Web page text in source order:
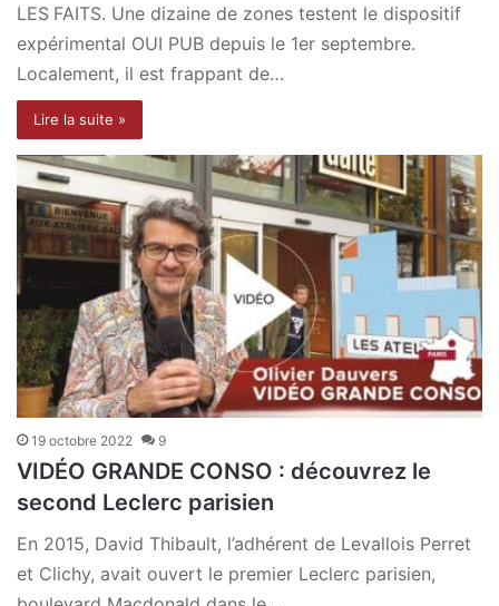
LES FAITS. Une dizaine de zones testent le dispositif
expérimental OUI PUB depuis le 1er septembre.
Localement, il est frappant de…
Lire la suite »
19 octobre 2022 9
VIDÉO GRANDE CONSO : découvrez le
second Leclerc parisien
En 2015, David Thibault, l’adhérent de Levallois Perret
et Clichy, avait ouvert le premier Leclerc parisien,